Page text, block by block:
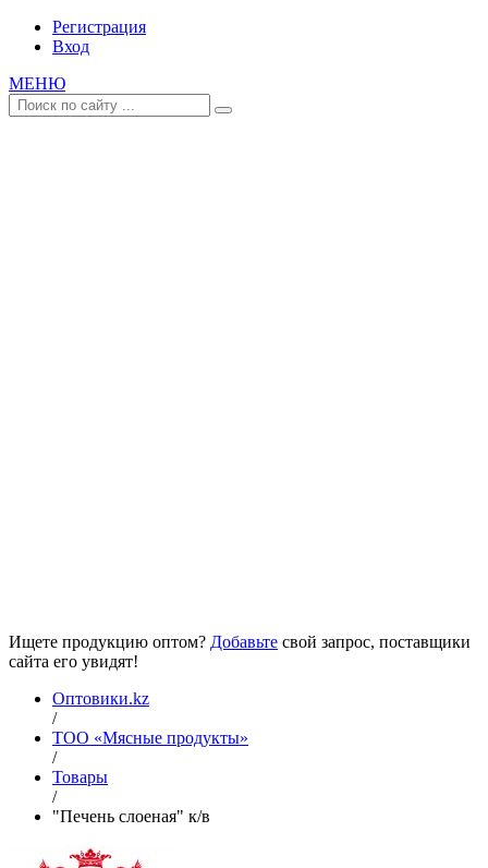
Регистрация
Вход
МЕНЮ
Ищете продукцию оптом? Добавьте свой запрос, поставщики
сайта его увидят!
Оптовики.kz
/
ТОО «Мясные продукты»
/
Товары
/
"Печень слоеная" к/в